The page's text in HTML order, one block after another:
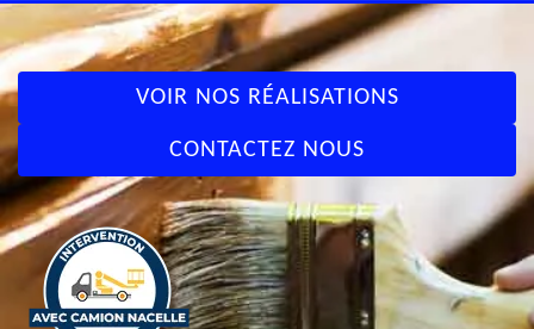
VOIR NOS RÉALISATIONS
CONTACTEZ NOUS